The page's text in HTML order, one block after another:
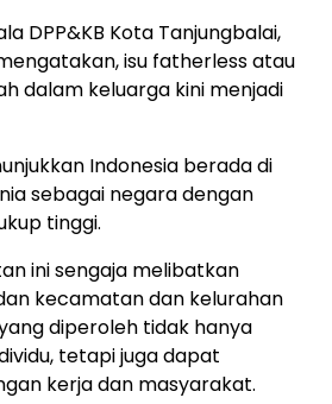
DPP&KB Kota Tanjungbalai,
isu fatherless atau
dalam keluarga kini menjadi
Indonesia berada di
sebagai negara dengan
tinggi.
ini sengaja melibatkan
kecamatan dan kelurahan
diperoleh tidak hanya
tetapi juga dapat
kerja dan masyarakat.